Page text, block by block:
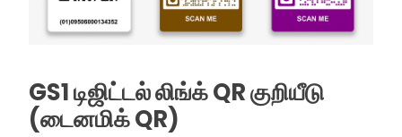
GS1 டிஜிட்டல் லிங்க் QR குறியீடு
(டைனமிக் QR)